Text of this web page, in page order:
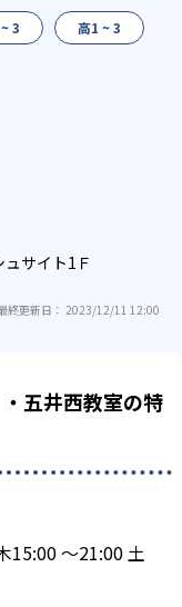
3 高1 ~ 3
サイト1Ｆ
終更新日： 2023/12/11 12:00
五井西教室の特
15:00 〜21:00 土